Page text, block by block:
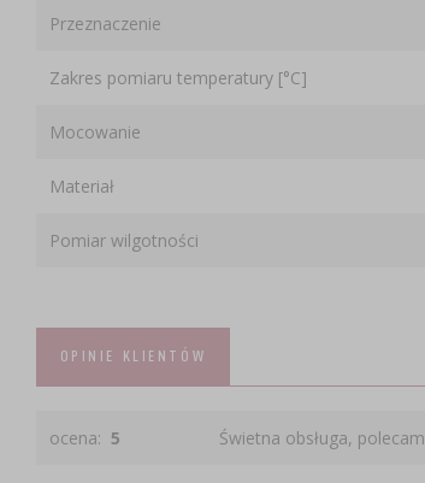
Przeznaczenie
Zakres pomiaru temperatury [°C]
Mocowanie
Materiał
Pomiar wilgotności
OPINIE KLIENTÓW
ocena: 5 Świetna obsługa, polecam